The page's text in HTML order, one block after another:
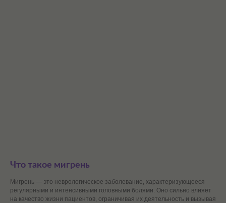
Что такое мигрень
Мигрень — это неврологическое заболевание, характеризующееся
регулярными и интенсивными головными болями. Оно сильно влияет
на качество жизни пациентов, ограничивая их деятельность и вызывая